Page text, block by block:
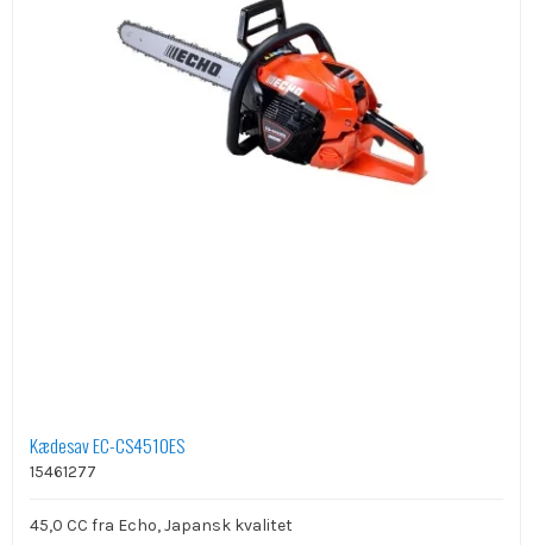
Kædesav EC-CS4510ES
15461277
45,0 CC fra Echo, Japansk kvalitet